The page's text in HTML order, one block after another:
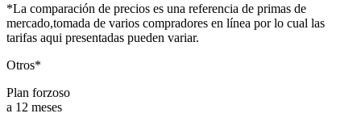
*La comparación de precios es una referencia de primas de
mercado,tomada de varios compradores en línea por lo cual las
tarifas aqui presentadas pueden variar.
Otros*
Plan forzoso
a 12 meses